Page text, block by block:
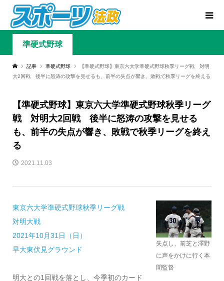
準硬式野球
記事 準硬式野球
【準硬式野球】東京六大学準硬式野球秋季リーグ戦 対明
大2回戦 後半に怒涛の攻撃を見せるも、前半の失点が響き、敗戦で秋季リーグを終える
【準硬式野球】東京六大学準硬式野球秋季リーグ
戦 対明大2回戦 後半に怒涛の攻撃を見せる
も、前半の失点が響き、敗戦で秋季リーグを終え
る
2021.11.03
東京六大学準硬式野球秋季リーグ戦
対明大戦
2021年10月31日（日）
早大東伏見グラウンド
明大との1回戦を落とし、今季初のカード
失点し、前芝と澤野
に声をかけに行く本
間監督